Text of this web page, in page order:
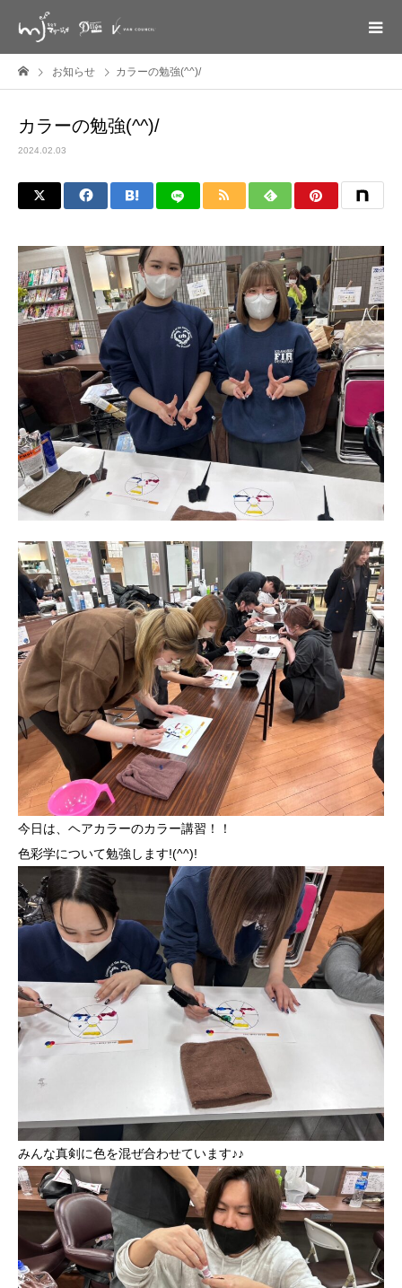
お知らせ カラーの勉強(^^)/
カラーの勉強(^^)/
2024.02.03
今日は、ヘアカラーのカラー講習！！
色彩学について勉強します!(^^)!
みんな真剣に色を混ぜ合わせています♪♪